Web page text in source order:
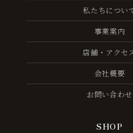
私たちについ
事業案内
店舗・アクセ
会社概要
お問い合わせ
SHOP